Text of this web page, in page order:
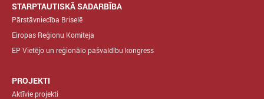
STARPTAUTISKĀ SADARBĪBA
Pārstāvniecība Briselē
Eiropas Reģionu Komiteja
EP Vietējo un reģionālo pašvaldību kongress
PROJEKTI
Aktīvie projekti